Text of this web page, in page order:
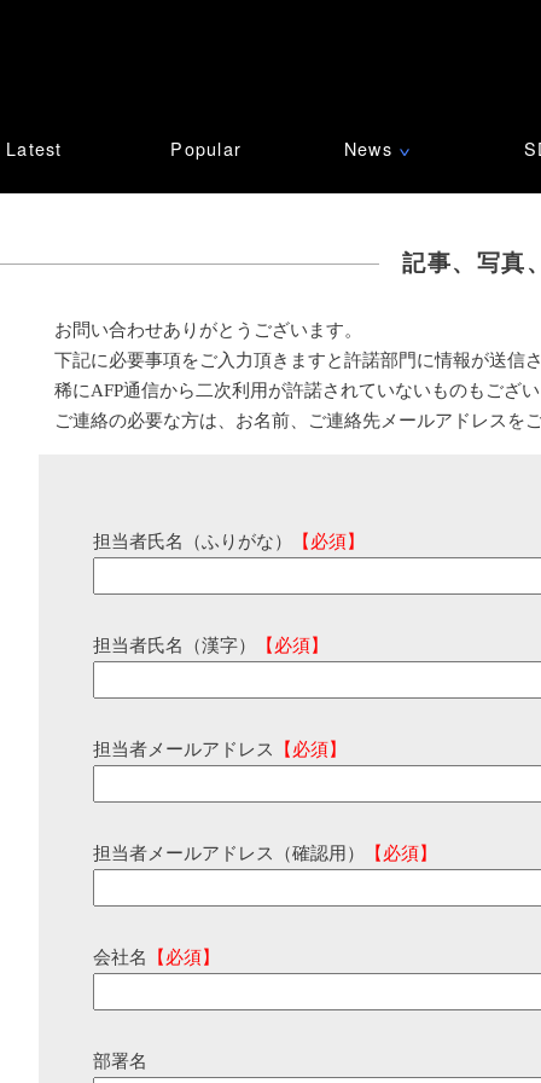
Latest Popular News ∨
記事、写真
お問い合わせありがとうございます。
下記に必要事項をご入力頂きますと許諾部門に情報が送信
稀にAFP通信から二次利用が許諾されていないものもござ
ご連絡の必要な方は、お名前、ご連絡先メールアドレスを
担当者氏名（ふりがな） 【必須】
担当者氏名（漢字） 【必須】
担当者メールアドレス 【必須】
担当者メールアドレス（確認用） 【必須】
会社名 【必須】
部署名